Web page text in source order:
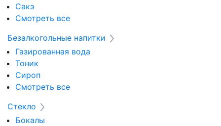
Сакэ
Смотреть все
Безалкогольные напитки
Газированная вода
Тоник
Сироп
Смотреть все
Стекло
Бокалы